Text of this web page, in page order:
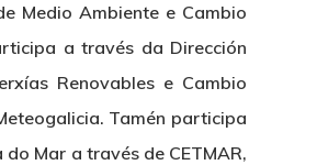
Medio Ambiente e Cambio
a través da Dirección
Renovables e Cambio
Tamén participa
do Mar a través de CETMAR,